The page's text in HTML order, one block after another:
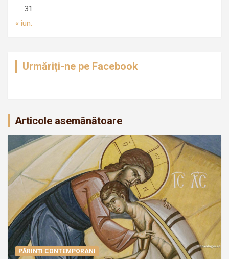
31
« iun.
Urmăriți-ne pe Facebook
Articole asemănătoare
PĂRINȚI CONTEMPORANI